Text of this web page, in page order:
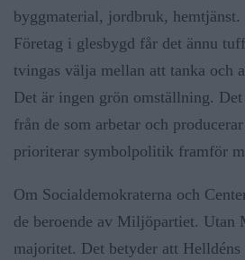
byggmaterial, jordbruk,
Företag i glesbygd får det ännu
tvingas välja mellan att tanka och
Det är ingen grön omställning.
från de som arbetar och
prioriterar symbolpolitik framför
Om Socialdemokraterna och
de beroende av Miljöpartiet. Utan
majoritet. Det betyder att